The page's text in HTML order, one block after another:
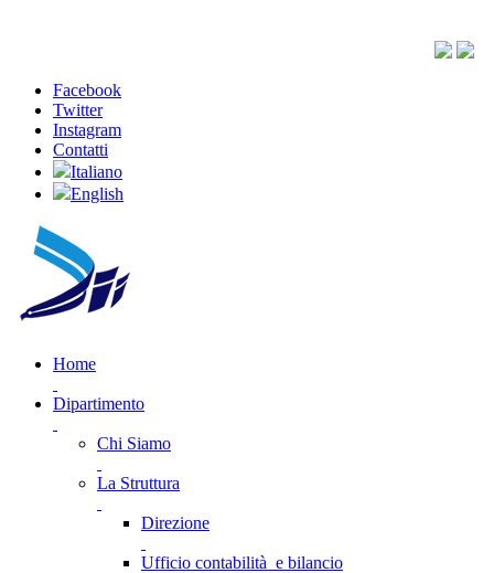
Facebook
Twitter
Instagram
Contatti
Italiano
English
Home
Dipartimento
Chi Siamo
La Struttura
Direzione
Ufficio contabilità e bilancio